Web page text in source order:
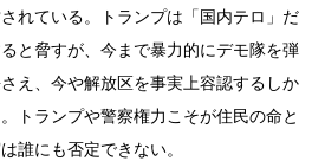
れている。トランプは「国内テロ」だ
と脅すが、今まで暴力的にデモ隊を弾
え、今や解放区を事実上容認するしか
トランプや警察権力こそが住民の命と
誰にも否定できない。